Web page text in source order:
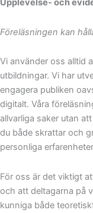
Upplevelse- och
Föreläsningen kan
Vi använder oss alltid
utbildningar. Vi har
engagera publiken
digitalt. Våra
allvarliga saker utan
du både skrattar och
personliga
För oss är det viktigt
och att deltagarna på
kunniga både